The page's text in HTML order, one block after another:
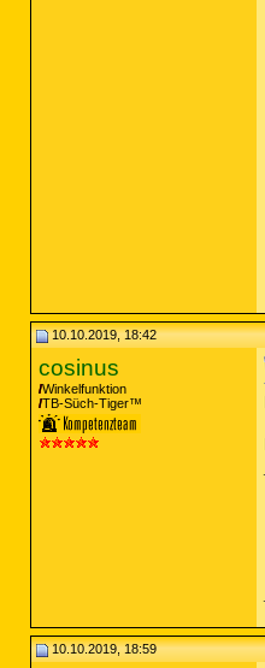
10.10.2019, 18:42
cosinus
Winkelfunktion
TB-Süch-Tiger™
10.10.2019, 18:59